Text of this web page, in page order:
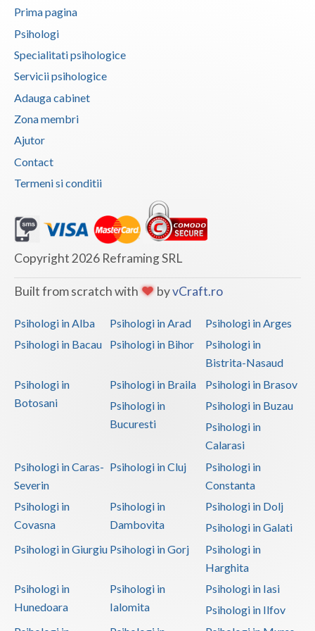
Examinare si avizare psihologica in vederea cal... (2)
Examinare si avizare psihologica in vederea ins... (2)
Examinare si avizare psihologica in vederea obt... (2)
Examinari psihologice in vederea evaluarii depr... (2)
Examinari psihologice in vederea evaluarii star... (2)
Examinari psihologice in vederea obtinerii cert... (2)
Examinari psihologice in vederea obtinerii pens... (1)
Examinari psihologice in vederea prelungirii co... (1)
Interventie psihologica in tulburarile de invatare (1)
Interventie psihologica online (1)
Interventie psihoterapeutica in kleptomanie (1)
Interventie psihoterapeutica in mutismul selectiv (1)
Interventie psihoterapeutica in piromanie (1)
Interventie psihoterapeutica in probleme de cuplu
Interventie psihoterapeutica in trichotilomanie (1)
Interventie psihoterapeutica in tulburarea ADHD...
(1)
Interventie psihoterapeutica in tulburarea Aspe... (1)
Interventie psihoterapeutica in tulburarea Rett (1)
Interventie psihoterapeutica in tulburarea Tour... (1)
Prima pagina
Psihologi
Specialitati psihologice
Servicii psihologice
Adauga cabinet
Zona membri
Ajutor
Contact
Termeni si conditii
Copyright 2026 Reframing SRL
Built from scratch with byvCraft.ro
Psihologi in Alba Psihologi in Arad
Psihologi in Arges
Psihologi in Bacau
Psihologi in Bihor
Psihologi in
Bistrita-Nasaud
Psihologi in
Botosani
Psihologi in Braila
Psihologi in Brasov
Psihologi in
Bucuresti
Psihologi in Buzau
Psihologi in
Calarasi
Psihologi in Caras-
Severin
Psihologi in Cluj
Psihologi in
Constanta
Psihologi in
Covasna
Psihologi in
Dambovita
Psihologi in Dolj
Psihologi in Galati
Psihologi in Giurgiu Psihologi in Gorj
Psihologi in
Harghita
Psihologi in
Hunedoara
Psihologi in
Ialomita
Psihologi in Iasi
Psihologi in Ilfov